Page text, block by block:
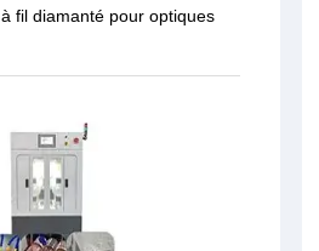
fil diamanté pour optiques